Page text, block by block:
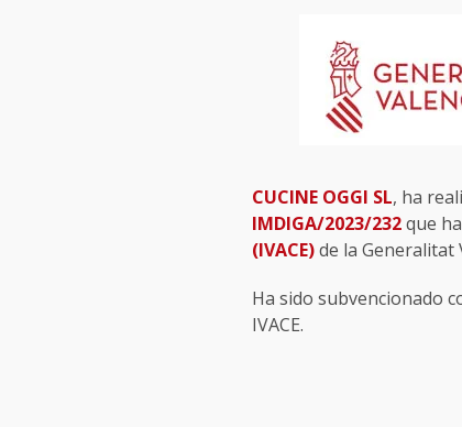
CUCINE OGGI SL, ha
IMDIGA/2023/232que
(IVACE)de la Generalitat
Ha sido subvencionado
IVACE.